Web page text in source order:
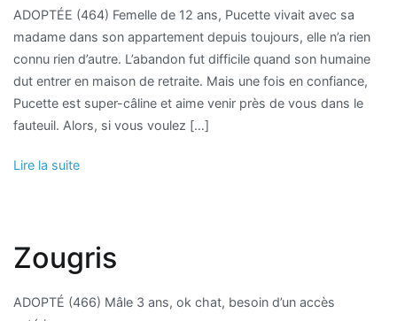
ADOPTÉE (464) Femelle de 12 ans, Pucette vivait avec sa
madame dans son appartement depuis toujours, elle n’a rien
connu rien d’autre. L’abandon fut difficile quand son humaine
dut entrer en maison de retraite. Mais une fois en confiance,
Pucette est super-câline et aime venir près de vous dans le
fauteuil. Alors, si vous voulez […]
Lire la suite
Zougris
ADOPTÉ (466) Mâle 3 ans, ok chat, besoin d’un accès